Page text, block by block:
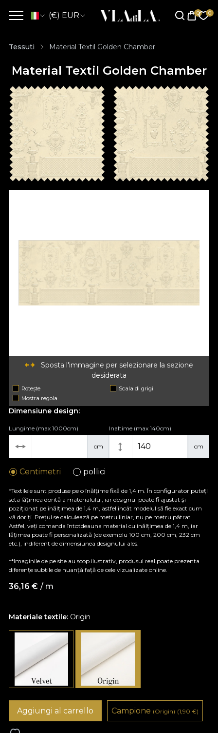
(€) EUR
Tessuti Material Textil Golden Chamber
Material Textil Golden Chamber
Sposta l'immagine per selezionare la sezione
desiderata
Rotește
Scala di grigi
Mostra regola
Materiale textile: Origin
Dimensiune design:
cm
Lungime (max 1000cm)
cm
Inaltime (max 140cm)
Centimetri pollici
*Textilele sunt produse pe o înălțime fixă de 1,4 m. În configurator puteți
seta lățimea dorită a materialului, iar designul poate fi ajustat și
poziționat pe înălțimea de 1,4 m, astfel încât modelul să fie exact cum
vă doriți. Prețul se calculează pe metru liniar, nu pe metru pătrat.
Astfel, veți comanda întotdeauna material cu înălțimea de 1,4 m, iar
lățimea poate fi personalizată (de exemplu 100 cm, 200 cm, 232 cm
etc.), indiferent de dimensiunea designului ales.
**Imaginile de pe site au scop ilustrativ, produsul real poate prezenta
diferențe subtile de nuanță față de cele vizualizate online.
36,16 € / m
Aggiungi al carrello Campione (Origin) (1,90 €)